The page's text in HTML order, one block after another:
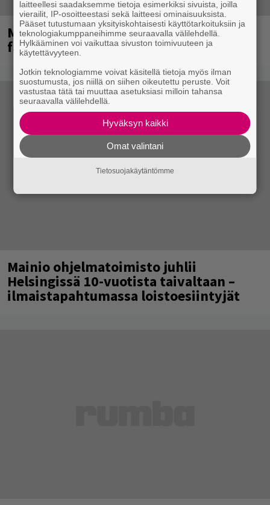
Mainioita uutisia Remu Aaltosen
faneille
Mainio ohjelmatoimisto juhlii
Helsingissä 10-vuotista taivaltaan –
ilmaistapahtumassa loistoesiintyjät
laitteellesi saadaksemme tietoja esimerkiksi sivuista, joilla
vierailit, IP-osoitteestasi sekä laitteesi ominaisuuksista.
Pääset tutustumaan yksityiskohtaisesti käyttötarkoituksiin ja
teknologiakumppaneihimme seuraavalla välilehdellä.
Hylkääminen voi vaikuttaa sivuston toimivuuteen ja
käytettävyyteen.
Jotkin teknologiamme voivat käsitellä tietoja myös ilman
suostumusta, jos niillä on siihen oikeutettu peruste. Voit
vastustaa tätä tai muuttaa asetuksiasi milloin tahansa
seuraavalla välilehdellä.
Hyväksyn kaikki
Omat valintani
Tietosuojakäytäntömme